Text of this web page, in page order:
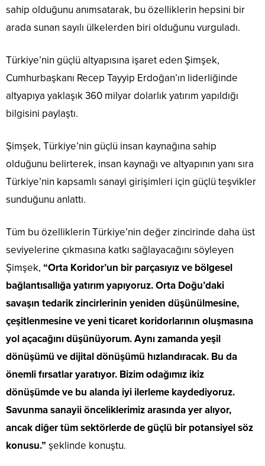
sahip olduğunu anımsatarak, bu özelliklerin hepsini bir
arada sunan sayılı ülkelerden biri olduğunu vurguladı.
Türkiye’nin güçlü altyapısına işaret eden Şimşek,
Cumhurbaşkanı Recep Tayyip Erdoğan’ın liderliğinde
altyapıya yaklaşık 360 milyar dolarlık yatırım yapıldığı
bilgisini paylaştı.
Şimşek, Türkiye’nin güçlü insan kaynağına sahip
olduğunu belirterek, insan kaynağı ve altyapının yanı sıra
Türkiye’nin kapsamlı sanayi girişimleri için güçlü teşvikler
sunduğunu anlattı.
Tüm bu özelliklerin Türkiye’nin değer zincirinde daha üst
seviyelerine çıkmasına katkı sağlayacağını söyleyen
Şimşek, “Orta Koridor’un bir parçasıyız ve bölgesel
bağlantısallığa yatırım yapıyoruz. Orta Doğu’daki
savaşın tedarik zincirlerinin yeniden düşünülmesine,
çeşitlenmesine ve yeni ticaret koridorlarının oluşmasına
yol açacağını düşünüyorum. Aynı zamanda yeşil
dönüşümü ve dijital dönüşümü hızlandıracak. Bu da
önemli fırsatlar yaratıyor. Bizim odağımız ikiz
dönüşümde ve bu alanda iyi ilerleme kaydediyoruz.
Savunma sanayii önceliklerimiz arasında yer alıyor,
ancak diğer tüm sektörlerde de güçlü bir potansiyel söz
konusu.” şeklinde konuştu.